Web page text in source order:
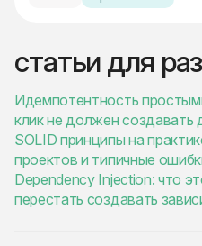
статьи для
Идемпотентность
клик не должен создавать
SOLID принципы на
проектов и типичные
Dependency Injection: что
перестать создавать